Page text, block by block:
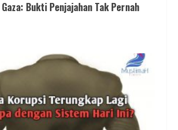
Bukti Penjajahan Tak Pernah